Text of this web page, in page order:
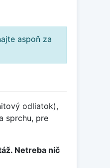
aspoň za
odliatok),
sprchu, pre
Netreba nič